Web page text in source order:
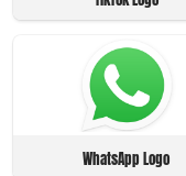
WhatsApp Logo